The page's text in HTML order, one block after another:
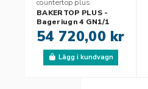
countertop plus
BAKERTOP PLUS -
Bageriugn 4 GN1/1
54 720,00 kr
Lägg i kundvagn